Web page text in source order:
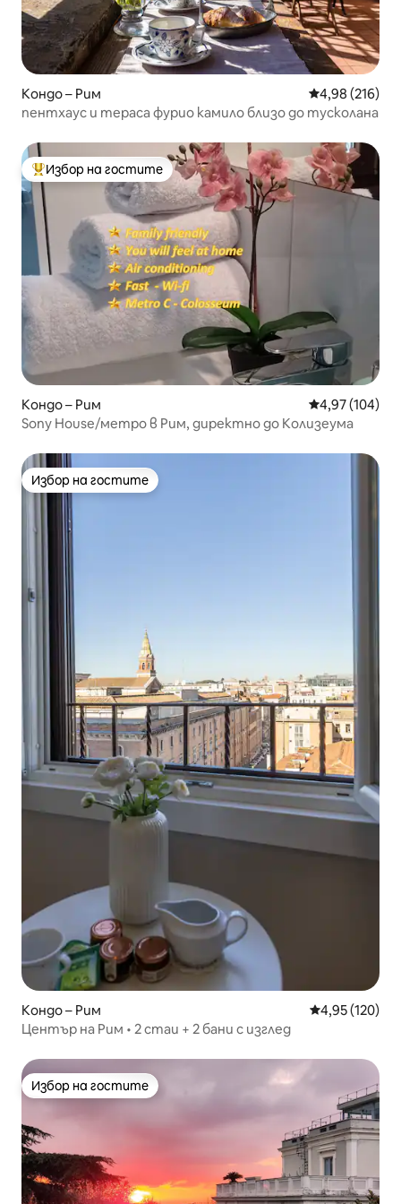
Кондо – Рим Средна
4,98 (216)
пентхаус и тераса фурио камило близо до тусколана
Най-популярен избор на гостите
Избор на гостите
Кондо – Рим Средна
4,97 (104)
Sony House/метро в Рим, директно до Колизеума
Избор на гостите
Избор на гостите
Кондо – Рим Средна
4,95 (120)
Център на Рим • 2 стаи + 2 бани с изглед
Избор на гостите
Избор на гостите